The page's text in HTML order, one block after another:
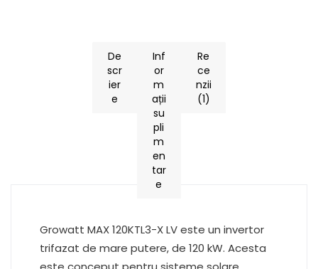
De
scr
ier
e
Inf
or
m
ații
su
pli
m
en
tar
e
Re
ce
nzii
(1)
Growatt MAX 120KTL3-X LV este un invertor
trifazat de mare putere, de 120 kW. Acesta